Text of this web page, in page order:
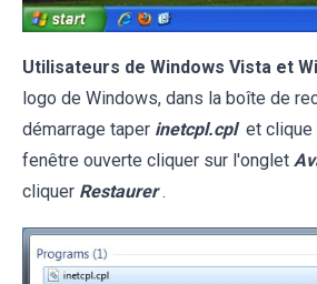
Utilisateurs de Windows Vista et
logo de Windows, dans la boîte de
démarrage taper inetcpl.cpl et clique
fenêtre ouverte cliquer sur l'onglet
cliquer Restaurer .